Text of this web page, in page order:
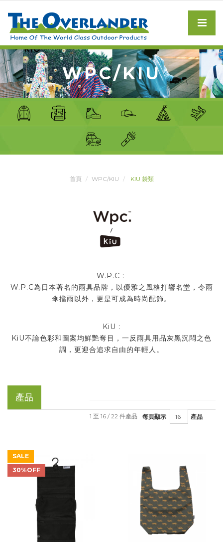
WPC/KIU
首頁 WPC/KIU KIU 袋類
W.P.C :
W.P.C為日本著名的雨具品牌，以優雅之風格打響名堂，令雨
傘擋雨以外，更是可成為時尚配飾。
KiU :
KiU不論色彩和圖案均鮮艷奪目，一反雨具用品灰黑沉悶之色
調，更迎合追求自由的年輕人。
產品
每頁顯示 產品
1 至 16 / 22 件產品
SALE
30%OFF